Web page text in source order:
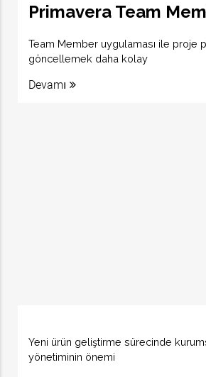
Primavera Team
Team Member uygulaması ile proje
göncellemek daha kolay
Devamı
Yeni ürün geliştirme sürecinde
yönetiminin önemi